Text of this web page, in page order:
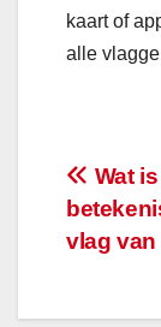
kaart of
alle
Wat
vlag van